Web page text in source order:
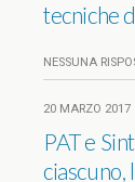
tecniche
NESSUNA
20 MARZO 2017
PAT e
ciascuno,